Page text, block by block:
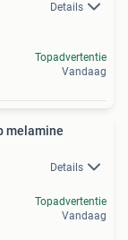
Details
Topadvertentie
Vandaag
melamine
Details
Topadvertentie
Vandaag